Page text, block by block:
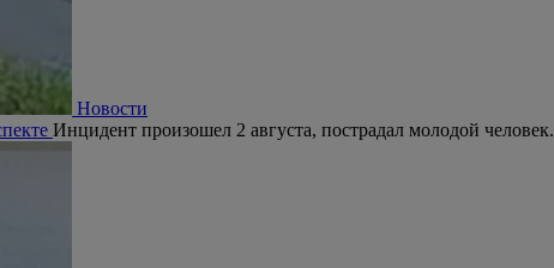
Новости
Инцидент произошел 2 августа, пострадал молодой человек.